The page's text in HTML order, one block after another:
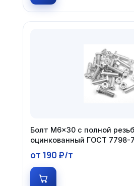
Болт М6×30 с полной
оцинкованный ГОСТ 7798-
от 190 ₽/т